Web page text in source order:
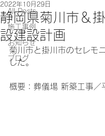
All Posts
施工事例
お知らせ
ブログ
静岡県菊川市＆
設建設計画
2022年10月29日
菊川市と掛川市のセレモ
した。
概要：葬儀場 新築工事／